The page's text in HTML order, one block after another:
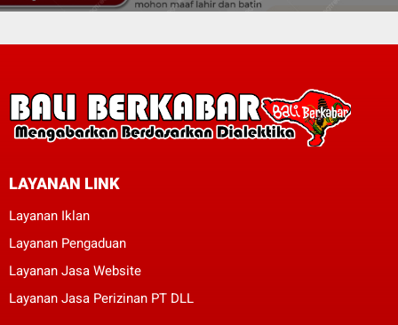
LAYANAN LINK
Layanan Iklan
Layanan Pengaduan
Layanan Jasa Website
Layanan Jasa Perizinan PT DLL